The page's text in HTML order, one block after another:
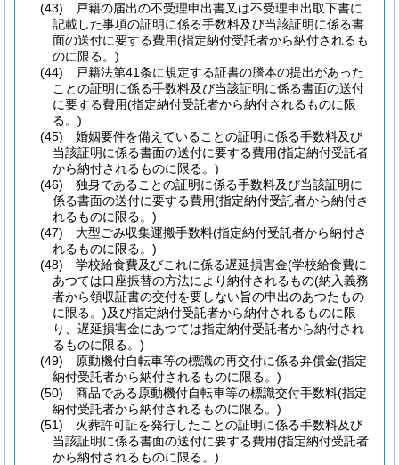
(43)
戸籍の届出の不受理申出書又は不受理申出取下書に
記載した事項の証明に係る手数料及び当該証明に係る書
面の送付に要する費用(指定納付受託者から納付されるも
のに限る。)
(44)
戸籍法第41条に規定する証書の謄本の提出があった
ことの証明に係る手数料及び当該証明に係る書面の送付
に要する費用(指定納付受託者から納付されるものに限
る。)
(45)
婚姻要件を備えていることの証明に係る手数料及び
当該証明に係る書面の送付に要する費用(指定納付受託者
から納付されるものに限る。)
(46)
独身であることの証明に係る手数料及び当該証明に
係る書面の送付に要する費用(指定納付受託者から納付さ
れるものに限る。)
(47)
大型ごみ収集運搬手数料(指定納付受託者から納付さ
れるものに限る。)
(48)
学校給食費及びこれに係る遅延損害金(学校給食費に
あつては口座振替の方法により納付されるもの(納入義務
者から領収証書の交付を要しない旨の申出のあつたもの
に限る。)及び指定納付受託者から納付されるものに限
り、遅延損害金にあつては指定納付受託者から納付され
るものに限る。)
(49)
原動機付自転車等の標識の再交付に係る弁償金(指定
納付受託者から納付されるものに限る。)
(50)
商品である原動機付自転車等の標識交付手数料(指定
納付受託者から納付されるものに限る。)
(51)
火葬許可証を発行したことの証明に係る手数料及び
当該証明に係る書面の送付に要する費用(指定納付受託者
から納付されるものに限る。)